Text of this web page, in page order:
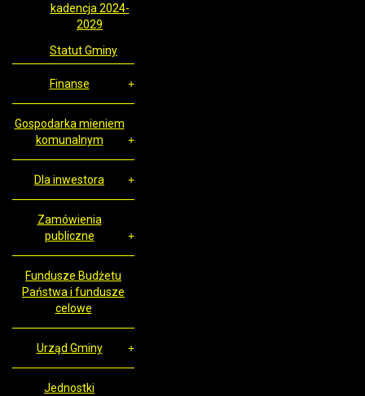
kadencja 2024-
2029
Statut Gminy
Finanse
Gospodarka mieniem
komunalnym
Dla inwestora
Zamówienia
publiczne
Fundusze Budżetu
Państwa i fundusze
celowe
Urząd Gminy
Jednostki